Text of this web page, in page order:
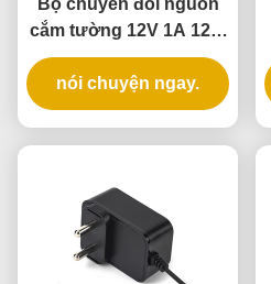
Bộ chuyển đổi nguồn
cắm tường 12V 1A 12W
được UL Listed, bảo
hành 3 năm và có nhiều
lớp bảo vệ
nói chuyện ngay.